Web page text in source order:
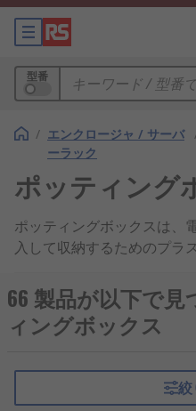
型番
/ エンクロージャ / サーバ
ーラック
ポッティング
ポッティングボックスは、
入して収納するためのプラ
温度変化・湿気・化学物質
ます。センサ、LEDライト
電子部品に適しています。
ポッティングボックスはど
66 製品が以下で
ィングボックス
絞